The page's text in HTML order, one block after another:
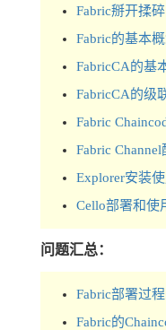
Fabric掰开揉
Fabric的基本
FabricCA的基
FabricCA的级
Fabric
Fabric
Explorer安装
Cello部署和使
问题汇总：
Fabric部署过
Fabric的